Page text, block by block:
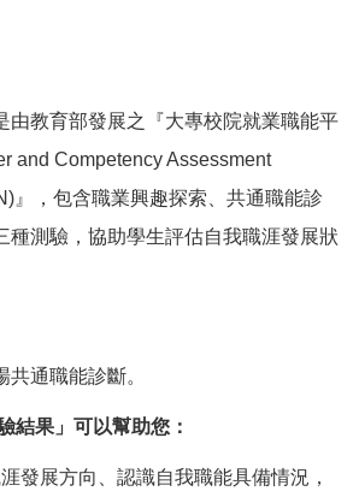
由教育部發展之『大專校院就業職能平
and Competency Assessment
』，包含職業興趣探索、共通職能診
種測驗，協助學生評估自我職涯發展狀
通職能診斷。
結果」可以幫助您：
發展方向、認識自我職能具備情況，